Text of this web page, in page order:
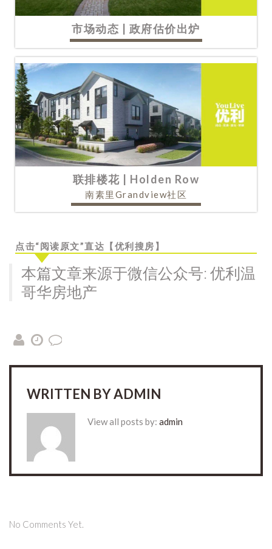
市场动态 | 政府估价出炉
联排楼花 | Holden Row
南素里Grandview社区
点击“阅读原文”直达【优利搜房】
本篇文章来源于微信公众号: 优利温
哥华房地产
WRITTEN BYADMIN
View all posts by: admin
No Comments Yet.